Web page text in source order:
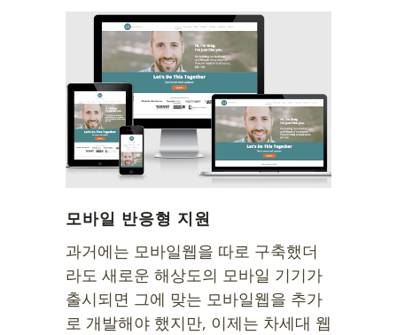
모바일 반응형 지원
과거에는 모바일웹을 따로 구축했더
라도 새로운 해상도의 모바일 기기가
출시되면 그에 맞는 모바일웹을 추가
로 개발해야 했지만, 이제는 차세대 웹